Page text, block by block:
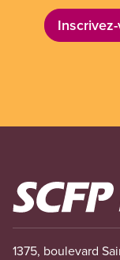
Image
1375, boulevard